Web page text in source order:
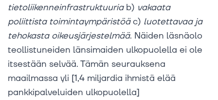
tietoliikenneinfrastruktuuriab) vakaata
poliittista toimintaympäristöäc) luotettavaa ja
tehokasta oikeusjärjestelmää. Näiden läsnäolo
teollistuneiden länsimaiden ulkopuolella ei ole
itsestään selvää. Tämän seurauksena
maailmassa yli [1,4 miljardia ihmistä elää
pankkipalveluiden ulkopuolella]